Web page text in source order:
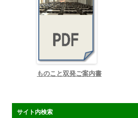
ものこと双発ご案内書
サイト内検索